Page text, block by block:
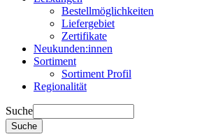
Bestellmöglichkeiten
Liefergebiet
Zertifikate
Neukunden:innen
Sortiment
Sortiment Profil
Regionalität
Suche